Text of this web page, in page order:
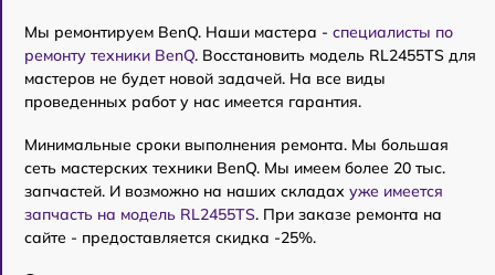
Мы ремонтируем BenQ. Наши мастера - специалисты по
ремонту техники BenQ. Восстановить модель RL2455TS для
мастеров не будет новой задачей. На все виды
проведенных работ у нас имеется гарантия.
Минимальные сроки выполнения ремонта. Мы большая
сеть мастерских техники BenQ. Мы имеем более 20 тыс.
запчастей. И возможно на наших складах уже имеется
запчасть на модель RL2455TS. При заказе ремонта на
сайте - предоставляется скидка -25%.